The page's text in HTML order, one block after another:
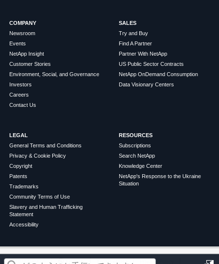
この記事は役に立ちましたか？
COMPANY
Newsroom
Events
NetApp Insight
Customer Stories
Environment, Social, and Governance
Investors
Careers
Contact Us
SALES
Try and Buy
Find A Partner
Partner With NetApp
US Public Sector Contracts
NetApp OnDemand Consumption
Data Visionary Centers
LEGAL
General Terms and Conditions
Privacy & Cookie Policy
Copyright
Patents
Trademarks
Community Terms of Use
Slavery and Human Trafficking
Statement
Accessibility
RESOURCES
Subscriptions
Search NetApp
Knowledge Center
NetApp's Response to the Ukraine
Situation
©2026NetApp English Terms of Use Privacy Policy